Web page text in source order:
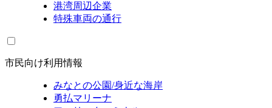
港湾周辺企業
特殊車両の通行
市民向け利用情報
みなとの公園/身近な海岸
勇払マリーナ